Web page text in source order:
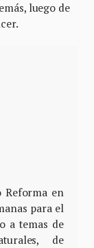
luego de
Reforma en
para el
a temas de
de